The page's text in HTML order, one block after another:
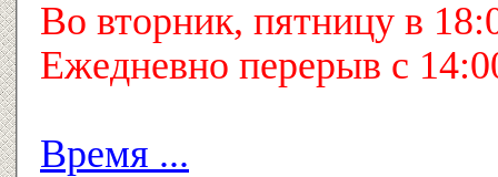
Во вторник, пятницу в
Ежедневно перерыв с
Время ...